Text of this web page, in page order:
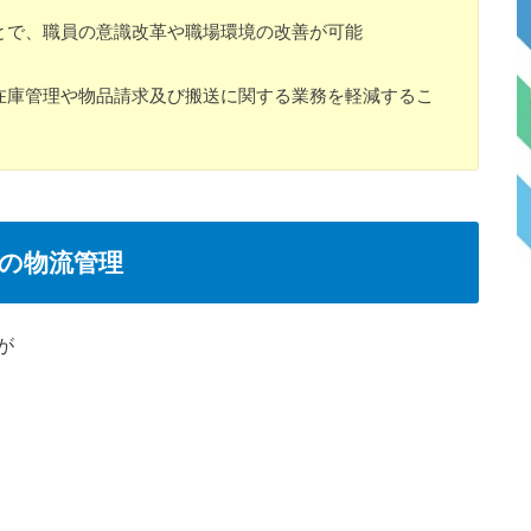
、職員の意識改革や職場環境の改善が可能
理や物品請求及び搬送に関する業務を軽減するこ
物流管理